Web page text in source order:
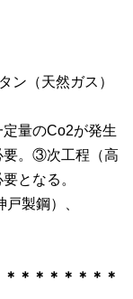
ン（天然ガス）
量のCo2が発生
要。③次工程（高
となる。
戸製鋼）、
＊＊＊＊＊＊＊